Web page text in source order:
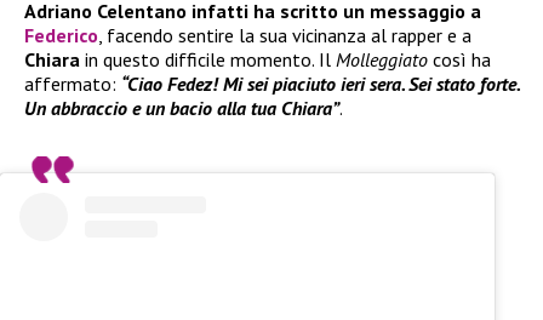
Adriano Celentano infatti ha scritto un messaggio a
Federico, facendo sentire la sua vicinanza al rapper e a
Chiara in questo difficile momento. Il Molleggiato così ha
affermato: “Ciao Fedez! Mi sei piaciuto ieri sera. Sei stato forte.
Un abbraccio e un bacio alla tua Chiara”.